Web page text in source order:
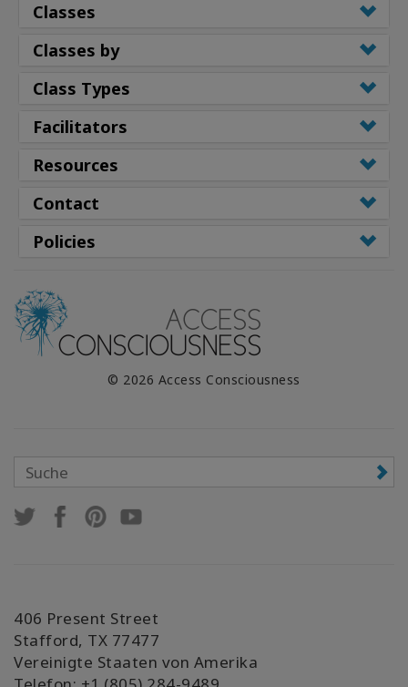
Classes
Classes by
Class Types
Facilitators
Resources
Contact
Policies
© 2026 Access Consciousness
406 Present Street
Stafford, TX 77477
Vereinigte Staaten von Amerika